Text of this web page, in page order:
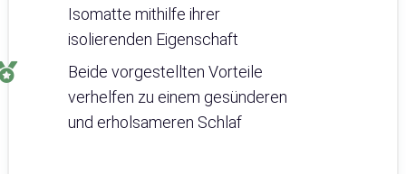
Isomatte mithilfe ihrer
isolierenden Eigenschaft
Beide vorgestellten Vorteile
verhelfen zu einem gesünderen
und erholsameren Schlaf